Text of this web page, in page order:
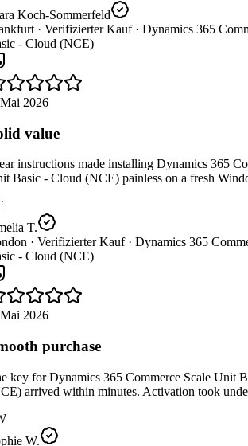
Koch-Sommerfeld
· Verifizierter Kauf · Dynamics 365
- Cloud (NCE)
2026
value
instructions made installing Dynamics 365
Basic - Cloud (NCE) painless on a fresh
T.
· Verifizierter Kauf · Dynamics 365
- Cloud (NCE)
2026
purchase
key for Dynamics 365 Commerce Scale Unit
arrived within minutes. Activation took
W.